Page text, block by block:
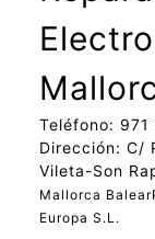
Teléfono: 971
Dirección: C/
Vileta-Son
Mallorca
Europa S.L.